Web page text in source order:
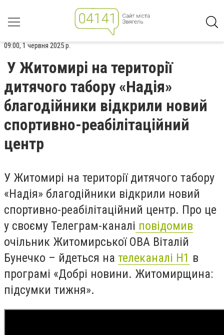
09:00, 1 червня 2025 р.
У Житомирі на території
дитячого табору «Надія»
благодійники відкрили новий
спортивно-реабілітаційний
центр
У Житомирі на території дитячого табору
«Надія» благодійники відкрили новий
спортивно-реабілітаційний центр. Про це
у своєму Телеграм-каналі повідомив
очільник Житомирської ОВА Віталій
Бунечко – йдеться на телеканалі Н1 в
програмі «Добрі новини. Житомирщина:
підсумки тижня».